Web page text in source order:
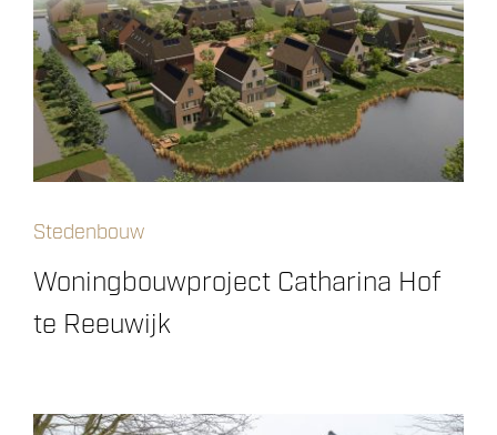
Woningbouwproject Catharina Hof
te Reeuwijk
Stedenbouw